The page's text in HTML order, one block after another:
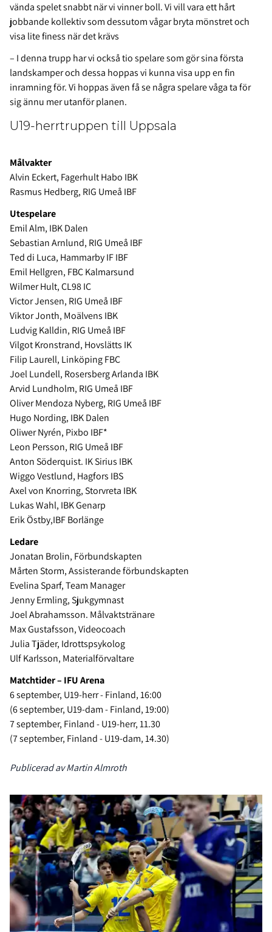
vända spelet snabbt när vi vinner boll. Vi vill vara ett hårt
jobbande kollektiv som dessutom vågar bryta mönstret och
visa lite finess när det krävs
– I denna trupp har vi också tio spelare som gör sina första
landskamper och dessa hoppas vi kunna visa upp en fin
inramning för. Vi hoppas även få se några spelare våga ta för
sig ännu mer utanför planen.
U19-herrtruppen till Uppsala
Målvakter
Alvin Eckert, Fagerhult Habo IBK
Rasmus Hedberg, RIG Umeå IBF
Utespelare
Emil Alm, IBK Dalen
Sebastian Arnlund, RIG Umeå IBF
Ted di Luca, Hammarby IF IBF
Emil Hellgren, FBC Kalmarsund
Wilmer Hult, CL98 IC
Victor Jensen, RIG Umeå IBF
Viktor Jonth, Moälvens IBK
Ludvig Kalldin, RIG Umeå IBF
Vilgot Kronstrand, Hovslätts IK
Filip Laurell, Linköping FBC
Joel Lundell, Rosersberg Arlanda IBK
Arvid Lundholm, RIG Umeå IBF
Oliver Mendoza Nyberg, RIG Umeå IBF
Hugo Nording, IBK Dalen
Oliwer Nyrén, Pixbo IBF*
Leon Persson, RIG Umeå IBF
Anton Söderquist. IK Sirius IBK
Wiggo Vestlund, Hagfors IBS
Axel von Knorring, Storvreta IBK
Lukas Wahl, IBK Genarp
Erik Östby,IBF Borlänge
Ledare
Jonatan Brolin, Förbundskapten
Mårten Storm, Assisterande förbundskapten
Evelina Sparf, Team Manager
Jenny Ermling, Sjukgymnast
Joel Abrahamsson. Målvaktstränare
Max Gustafsson, Videocoach
Julia Tjäder, Idrottspsykolog
Ulf Karlsson, Materialförvaltare
Matchtider – IFU Arena
6 september, U19-herr - Finland, 16:00
(6 september, U19-dam - Finland, 19:00)
7 september, Finland - U19-herr, 11.30
(7 september, Finland - U19-dam, 14.30)
Publicerad av Martin Almroth